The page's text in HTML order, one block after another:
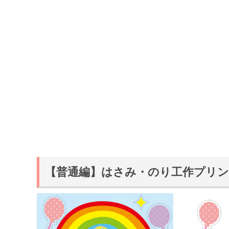
【普通編】はさみ・のり工作プリ